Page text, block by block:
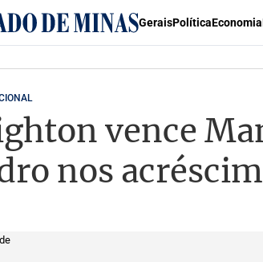
GeraisPolíticaEconomia
vence
nos